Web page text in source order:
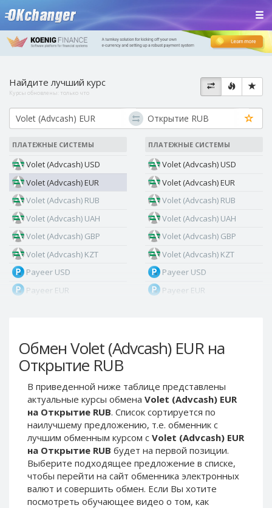
Обмен Volet (Advcash) EUR на
Открытие RUB
В приведенной ниже таблице представлены
актуальные курсы обмена Volet (Advcash) EUR
на Открытие RUB. Список сортируется по
наилучшему предложению, т.е. обменник с
лучшим обменным курсом с Volet (Advcash) EUR
на Открытие RUB будет на первой позиции.
Выберите подходящее предложение в списке,
чтобы перейти на сайт обменника электронных
валют и совершить обмен. Если Вы хотите
посмотреть обучающее видео о том, как
Найдите лучший курс
Курсы обновлены: только что
ПЛАТЕЖНЫЕ СИСТЕМЫ
Volet (Advcash) USD
Volet (Advcash) EUR
Volet (Advcash) RUB
Volet (Advcash) UAH
Volet (Advcash) GBP
Volet (Advcash) KZT
Payeer USD
Payeer EUR
Payeer Tether ERC20
(USDT)
Payeer UAH
ЮMoney RUB
ЮMoney KZT
PayPal USD
PayPal EUR
PayPal GBP
PayPal CAD
PayPal AUD
ПЛАТЕЖНЫЕ СИСТЕМЫ
Volet (Advcash) USD
Volet (Advcash) EUR
Volet (Advcash) RUB
Volet (Advcash) UAH
Volet (Advcash) GBP
Volet (Advcash) KZT
Payeer USD
Payeer EUR
Payeer Tether ERC20
(USDT)
ЮMoney RUB
ЮMoney KZT
PayPal USD
PayPal EUR
PayPal GBP
PayPal CAD
PayPal AUD